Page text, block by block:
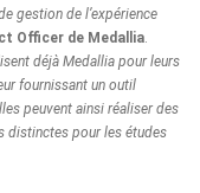
gestion de l’expérience
Officer de Medallia
déjà Medallia pour leurs
fournissant un outil
peuvent ainsi réaliser des
distinctes pour les études